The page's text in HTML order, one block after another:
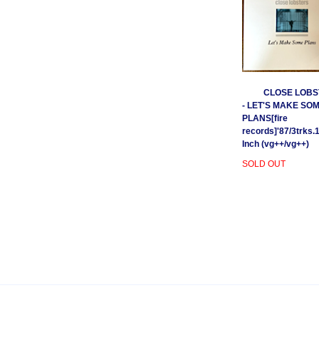
CLOSE
- LET'S MAKE
PLANS[fire
records]'87/
Inch (vg++/vg++)
SOLD OUT